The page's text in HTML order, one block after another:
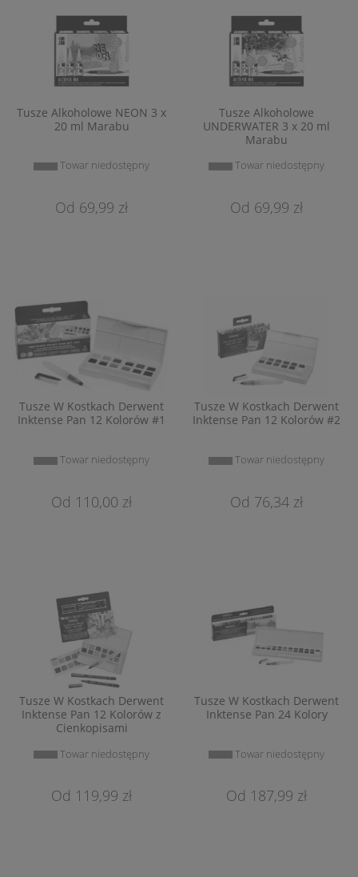
Tusze Alkoholowe NEON 3 x
20 ml Marabu
Towar niedostępny
69,99 zł
Tusze Alkoholowe
UNDERWATER 3 x 20 ml
Marabu
Towar niedostępny
69,99 zł
Tusze W Kostkach Derwent
Inktense Pan 12 Kolorów #1
Towar niedostępny
110,00 zł
Tusze W Kostkach Derwent
Inktense Pan 12 Kolorów #2
Towar niedostępny
76,34 zł
Tusze W Kostkach Derwent
Inktense Pan 12 Kolorów z
Cienkopisami
Towar niedostępny
119,99 zł
Tusze W Kostkach Derwent
Inktense Pan 24 Kolory
Towar niedostępny
187,99 zł